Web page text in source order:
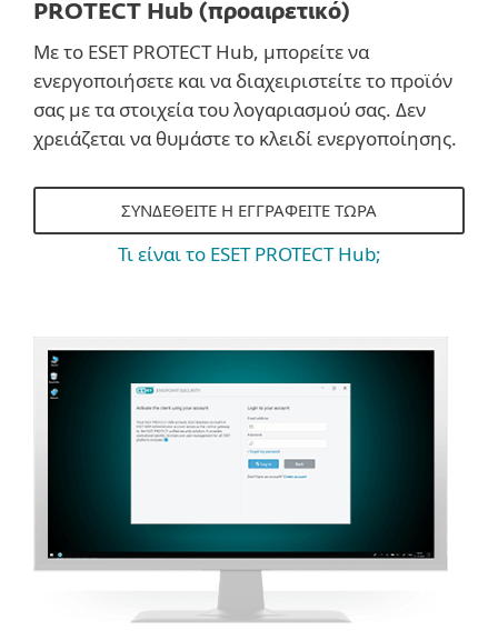
PROTECT Hub (προαιρετικό)
Με το ESET PROTECT Hub, μπορείτε να
ενεργοποιήσετε και να διαχειριστείτε το προϊόν
σας με τα στοιχεία του λογαριασμού σας. Δεν
χρειάζεται να θυμάστε το κλειδί ενεργοποίησης.
ΣΥΝΔΕΘΕΊΤΕ Η ΕΓΓΡΑΦΕΊΤΕ ΤΏΡΑ
Τι είναι το ESET PROTECT Hub;